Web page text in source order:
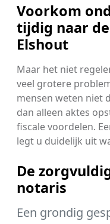
Voorkom
tijdig naar
Elshout
Maar het niet
veel grotere
mensen weten niet
dan alleen aktes
fiscale voordelen.
legt u duidelijk uit
De
notaris
Een grondig